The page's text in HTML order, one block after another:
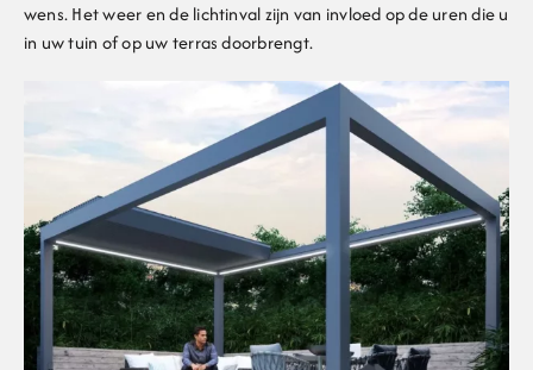
wens. Het weer en de lichtinval zijn van invloed op de uren die u
in uw tuin of op uw terras doorbrengt.